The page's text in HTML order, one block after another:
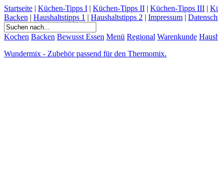
Startseite | Küchen-Tipps I | Küchen-Tipps II | Küchen-Tipps III |
Backen | Haushaltstipps 1 | Haushaltstipps 2 | Impressum |
Kochen Backen Bewusst Essen Menü Regional Warenkunde
Wundermix - Zubehör passend für den Thermomix.